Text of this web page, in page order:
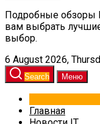
Подробные обзоры
вам выбрать
выбор.
6 August 2026,
Search Меню
Главная